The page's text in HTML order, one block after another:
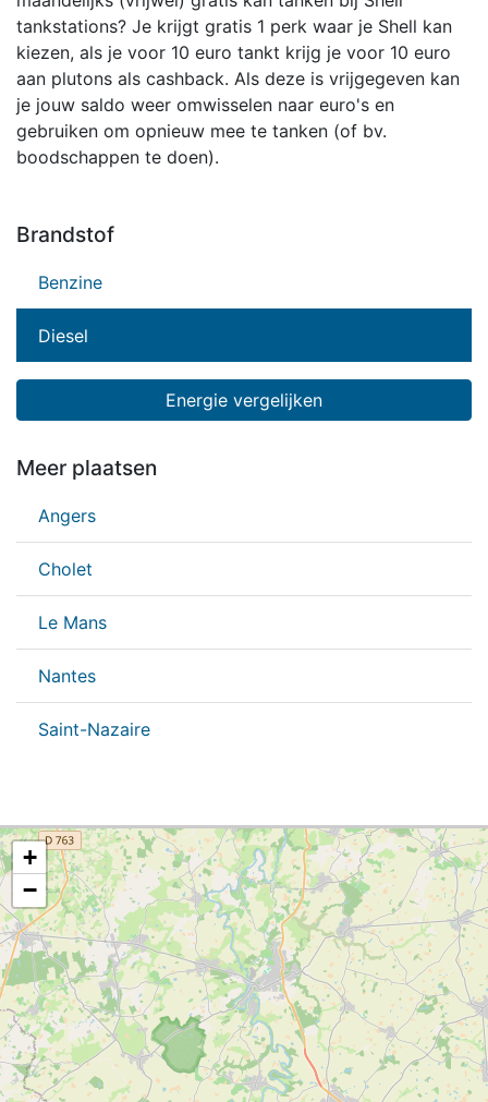
tankstations? Je krijgt gratis 1 perk waar je Shell kan
kiezen, als je voor 10 euro tankt krijg je voor 10 euro
aan plutons als cashback. Als deze is vrijgegeven kan
je jouw saldo weer omwisselen naar euro's en
gebruiken om opnieuw mee te tanken (of bv.
boodschappen te doen).
Brandstof
Benzine
Diesel
Energie vergelijken
Meer plaatsen
Angers
Cholet
Le Mans
Nantes
Saint-Nazaire
+
−